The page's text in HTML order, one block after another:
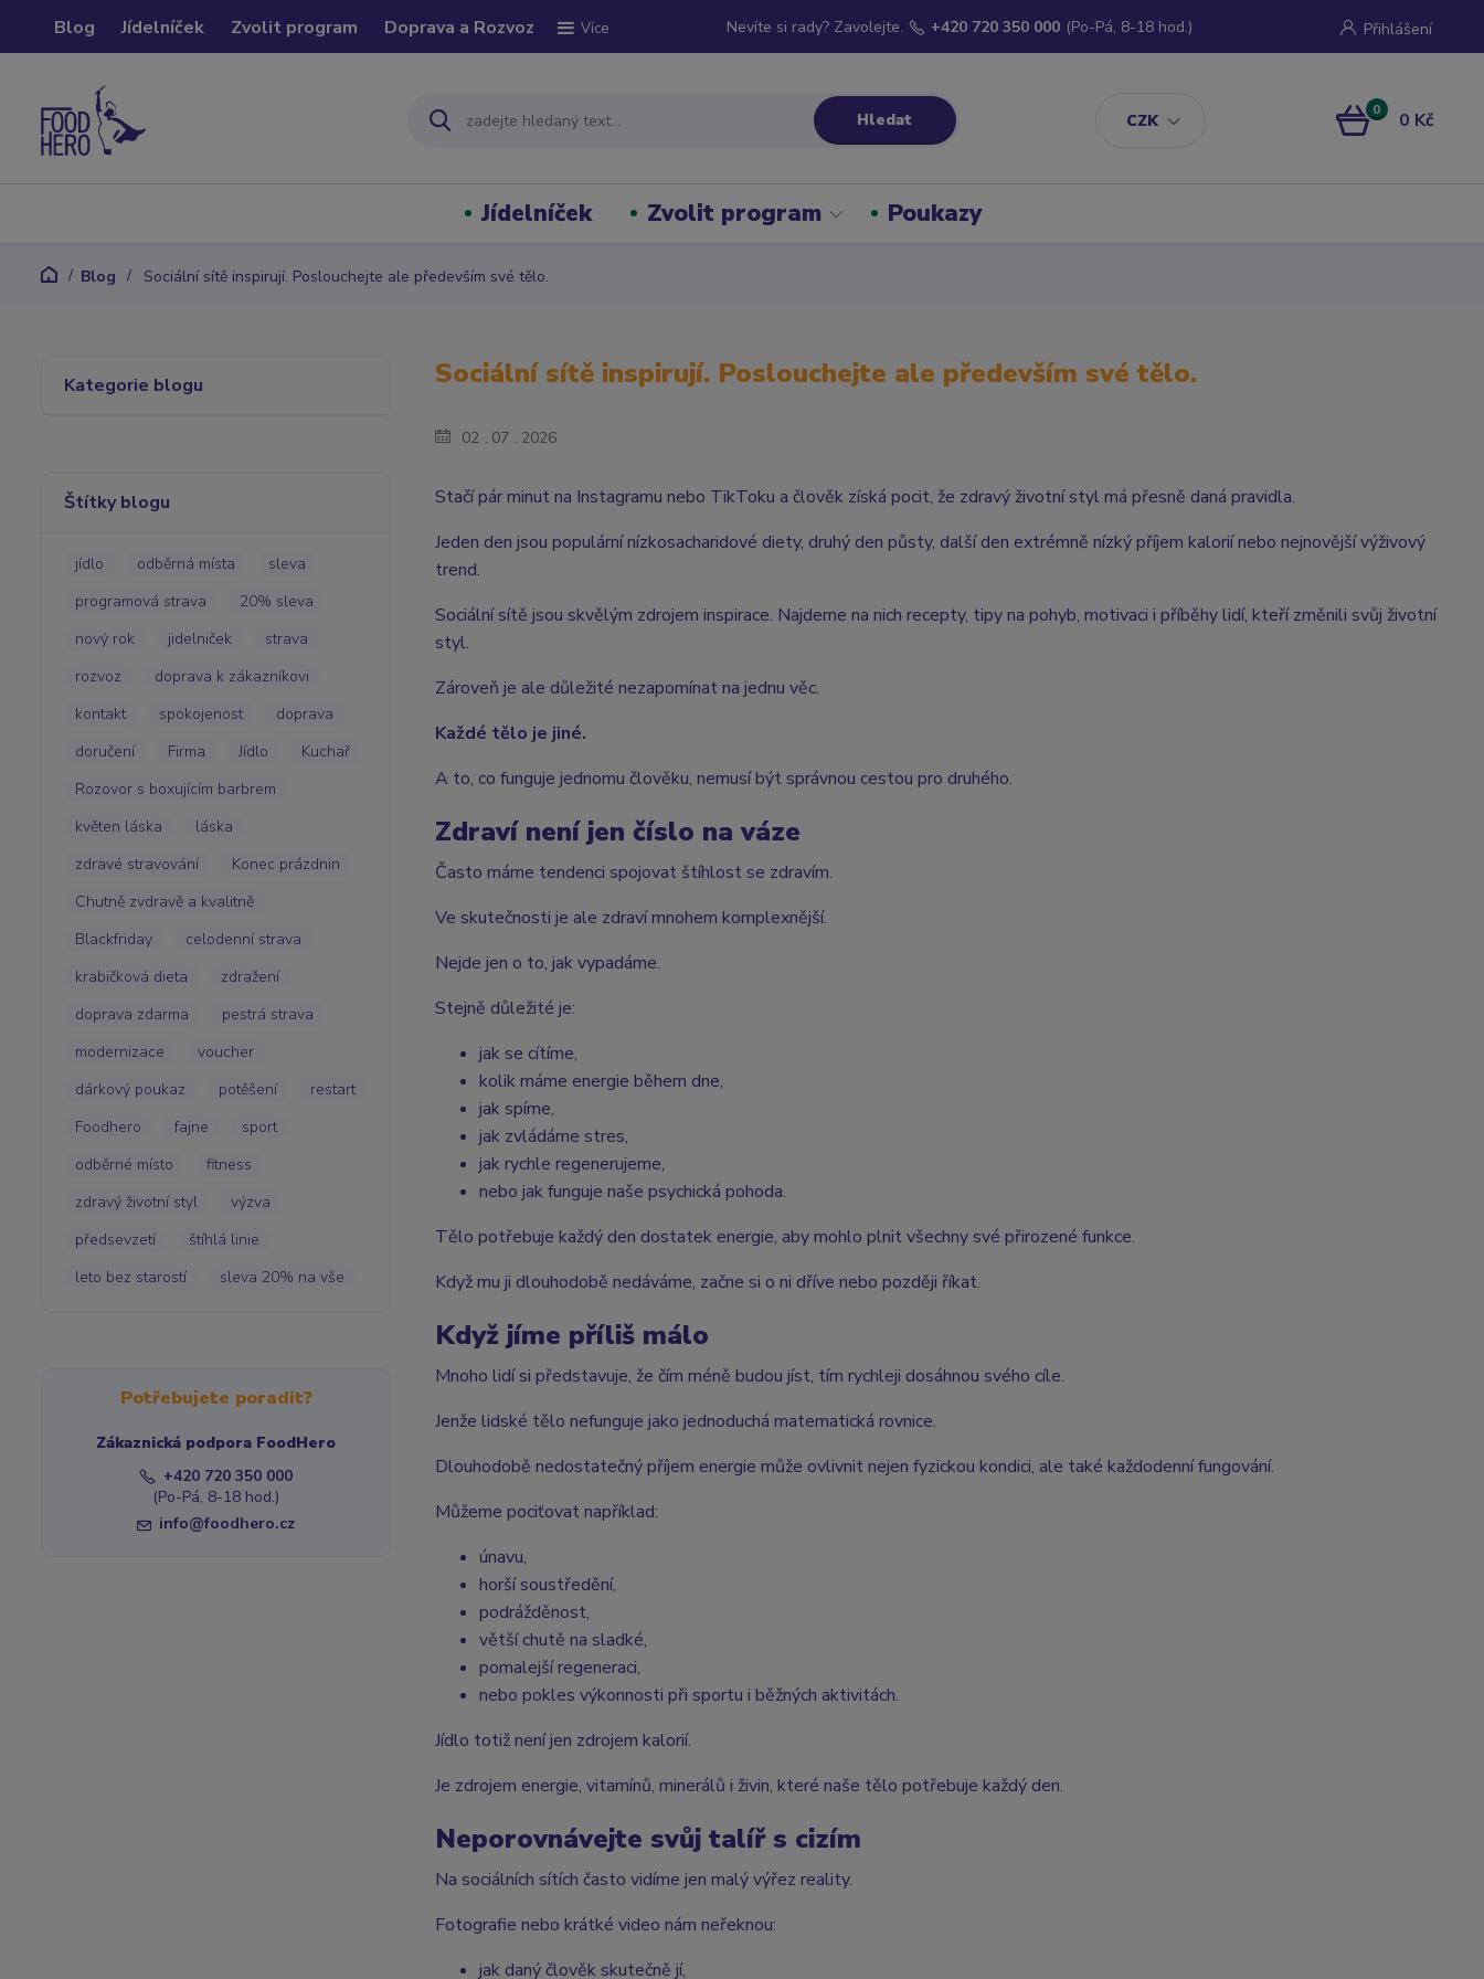
Blog Jídelníček Zvolit program Doprava a Rozvoz Více
CZK
Přihlášení
Hledat
Nevíte si rady? Zavolejte. +420 720 350 000 (Po-Pá, 8-18 hod.)
0 0 Kč
Jídelníček Zvolit program Poukazy
Blog Sociální sítě inspirují. Poslouchejte ale především své tělo.
Kategorie blogu
Štítky blogu
jídlo odběrná místa
sleva
programová strava
20% sleva
nový rok
jidelniček
strava
rozvoz
doprava k zákazníkovi
kontakt
spokojenost
doprava
doručení
Firma Jídlo
Kuchař
Rozovor s boxujícím barbrem
květen láska
láska
zdravé stravování
Konec prázdnin
Chutně zvdravě a kvalitně
Blackfriday
celodenní strava
krabičková dieta
zdražení
doprava zdarma
pestrá strava
modernizace
voucher
dárkový poukaz
potěšení
restart
Foodhero
fajne
sport
odběrné místo
fitness
zdravý životní styl
výzva
předsevzetí
štíhlá linie
leto bez starostí
sleva 20% na vše
Potřebujete poradit?
Zákaznická podpora FoodHero
+420 720 350 000
(Po-Pá, 8-18 hod.)
info@foodhero.cz
02 07 2026
Sociální sítě inspirují. Poslouchejte ale především své tělo.
Stačí pár minut na Instagramu nebo TikToku a člověk získá pocit, že zdravý životní styl má přesně daná pravidla.
Jeden den jsou populární nízkosacharidové diety, druhý den půsty, další den extrémně nízký příjem kalorií nebo nejnovější výživový
trend.
Sociální sítě jsou skvělým zdrojem inspirace. Najdeme na nich recepty, tipy na pohyb, motivaci i příběhy lidí, kteří změnili svůj životní
styl.
Zároveň je ale důležité nezapomínat na jednu věc.
Každé tělo je jiné.
A to, co funguje jednomu člověku, nemusí být správnou cestou pro druhého.
Zdraví není jen číslo na váze
Často máme tendenci spojovat štíhlost se zdravím.
Ve skutečnosti je ale zdraví mnohem komplexnější.
Nejde jen o to, jak vypadáme.
Stejně důležité je:
jak se cítíme,
kolik máme energie během dne,
jak spíme,
jak zvládáme stres,
jak rychle regenerujeme,
nebo jak funguje naše psychická pohoda.
Tělo potřebuje každý den dostatek energie, aby mohlo plnit všechny své přirozené funkce.
Když mu ji dlouhodobě nedáváme, začne si o ni dříve nebo později říkat.
Když jíme příliš málo
Mnoho lidí si představuje, že čím méně budou jíst, tím rychleji dosáhnou svého cíle.
Jenže lidské tělo nefunguje jako jednoduchá matematická rovnice.
Dlouhodobě nedostatečný příjem energie může ovlivnit nejen fyzickou kondici, ale také každodenní fungování.
Můžeme pociťovat například:
únavu,
horší soustředění,
podrážděnost,
větší chutě na sladké,
pomalejší regeneraci,
nebo pokles výkonnosti při sportu i běžných aktivitách.
Jídlo totiž není jen zdrojem kalorií.
Je zdrojem energie, vitamínů, minerálů i živin, které naše tělo potřebuje každý den.
Neporovnávejte svůj talíř s cizím
Na sociálních sítích často vidíme jen malý výřez reality.
Fotografie nebo krátké video nám neřeknou:
jak daný člověk skutečně jí,